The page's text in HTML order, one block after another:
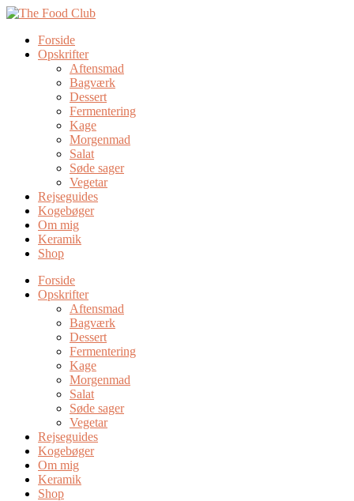
Forside
Opskrifter
Aftensmad
Bagværk
Dessert
Fermentering
Kage
Morgenmad
Salat
Søde sager
Vegetar
Rejseguides
Kogebøger
Om mig
Keramik
Shop
Forside
Opskrifter
Aftensmad
Bagværk
Dessert
Fermentering
Kage
Morgenmad
Salat
Søde sager
Vegetar
Rejseguides
Kogebøger
Om mig
Keramik
Shop